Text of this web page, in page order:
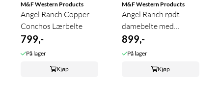
M&F Western Products
Angel Ranch Copper
Conchos Lærbelte
799,-
På lager
Kjøp
M&F Western Products
Angel Ranch rødt
damebelte med
glitrende ...
899,-
På lager
Kjøp